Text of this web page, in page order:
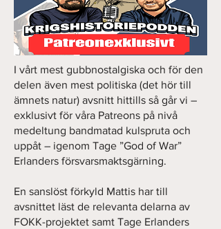
I vårt mest gubbnostalgiska och för den
delen även mest politiska (det hör till
ämnets natur) avsnitt hittills så går vi –
exklusivt för våra Patreons på nivå
medeltung bandmatad kulspruta och
uppåt – igenom Tage ”God of War”
Erlanders försvarsmaktsgärning.
En sanslöst förkyld Mattis har till
avsnittet läst de relevanta delarna av
FOKK-projektet samt Tage Erlanders